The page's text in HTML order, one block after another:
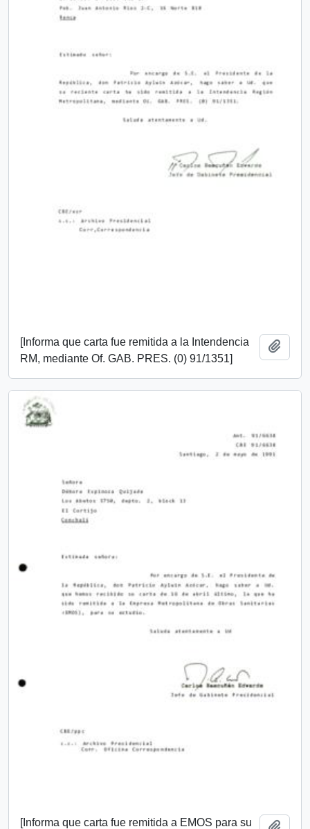
[Informa que carta fue remitida a la Intendencia
RM, mediante Of. GAB. PRES. (0) 91/1351]
[Informa que carta fue remitida a EMOS para su